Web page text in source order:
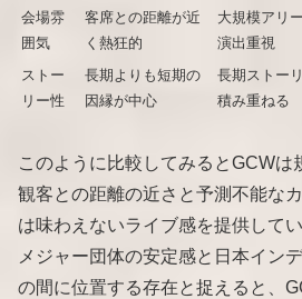
会場雰
囲気
客席との距離が近
く熱狂的
大規模アリ
演出重視
ストー
リー性
長期よりも短期の
因縁が中心
長期ストー
積み重ねる
このように比較してみるとGCWは
観客との距離の近さと予測不能な
は味わえないライブ感を提供して
メジャー団体の安定感と日本イン
の間に位置する存在と捉えると、